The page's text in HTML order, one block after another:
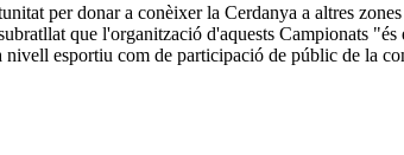
per donar a conèixer la Cerdanya a altres
que l'organització d'aquests Campionats "és
esportiu com de participació de públic de la